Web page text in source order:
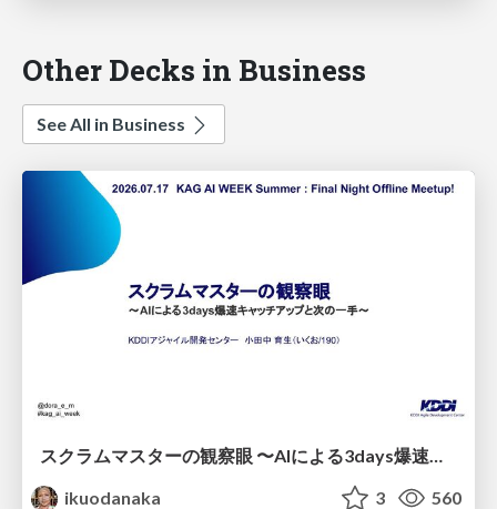
Other Decks in Business
See All in Business
ikuodanaka
3 560